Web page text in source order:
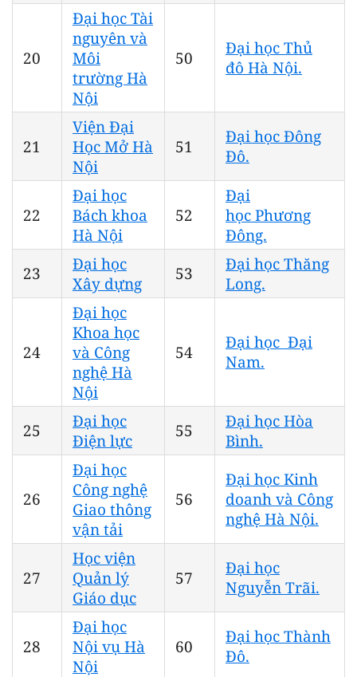
20
Đại học Tài
nguyên và
Môi
trường Hà
Nội
50
Đại học Thủ
đô Hà Nội.
21
Viện Đại
Học Mở Hà
Nội
51
Đại học Đông
Đô.
22
Đại học
Bách khoa
Hà Nội
52
Đại
học Phương
Đông.
23
Đại học
Xây dựng
53
Đại học Thăng
Long.
24
Đại học
Khoa học
và Công
nghệ Hà
Nội
54
Đại học Đại
Nam.
25
Đại học
Điện lực
55
Đại học Hòa
Bình.
26
Đại học
Công nghệ
Giao thông
vận tải
56
Đại học Kinh
doanh và Công
nghệ Hà Nội.
27
Học viện
Quản lý
Giáo dục
57
Đại học
Nguyễn Trãi.
28
Đại học
Nội vụ Hà
Nội
60
Đại học Thành
Đô.